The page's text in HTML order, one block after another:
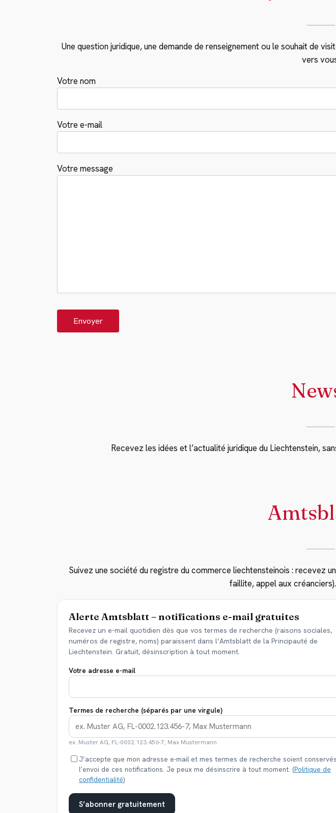
Une question juridique, une demande de renseignement ou le souhait de
vers
Votre nom
Votre e-mail
Votre message
Recevez les idées et l’actualité juridique du Liechtenstein,
Suivez une société du registre du commerce liechtensteinois : recevez
faillite, appel aux
Alerte Amtsblatt – notifications e-mail gratuites
Recevez un e-mail quotidien dès que vos termes de recherche (raisons sociales,
numéros de registre, noms) paraissent dans l’Amtsblatt de la Principauté de
Liechtenstein. Gratuit, désinscription à tout moment.
Votre adresse e-mail
Termes de recherche (séparés par une virgule)
ex. Muster AG, FL-0002.123.456-7, Max Mustermann
J’accepte que mon adresse e-mail et mes termes de recherche soient
l’envoi de ces notifications. Je peux me désinscrire à tout moment. (Politique de
confidentialité)
S’abonner gratuitement